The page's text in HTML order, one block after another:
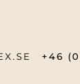
+46